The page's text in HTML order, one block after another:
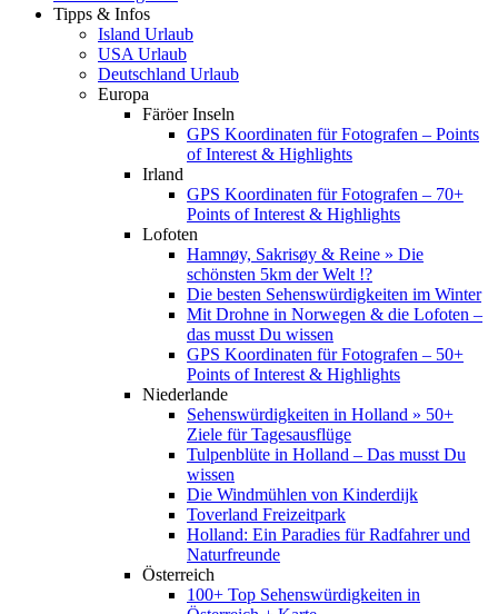
Tipps & Infos
Island Urlaub
USA Urlaub
Deutschland Urlaub
Europa
Färöer Inseln
GPS Koordinaten für Fotografen – Points
of Interest & Highlights
Irland
GPS Koordinaten für Fotografen – 70+
Points of Interest & Highlights
Lofoten
Hamnøy, Sakrisøy & Reine » Die
schönsten 5km der Welt !?
Die besten Sehenswürdigkeiten im Winter
Mit Drohne in Norwegen & die Lofoten –
das musst Du wissen
GPS Koordinaten für Fotografen – 50+
Points of Interest & Highlights
Niederlande
Sehenswürdigkeiten in Holland » 50+
Ziele für Tagesausflüge
Tulpenblüte in Holland – Das musst Du
wissen
Die Windmühlen von Kinderdijk
Toverland Freizeitpark
Holland: Ein Paradies für Radfahrer und
Naturfreunde
Österreich
100+ Top Sehenswürdigkeiten in